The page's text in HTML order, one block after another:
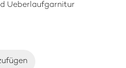
Ueberlaufgarnitur